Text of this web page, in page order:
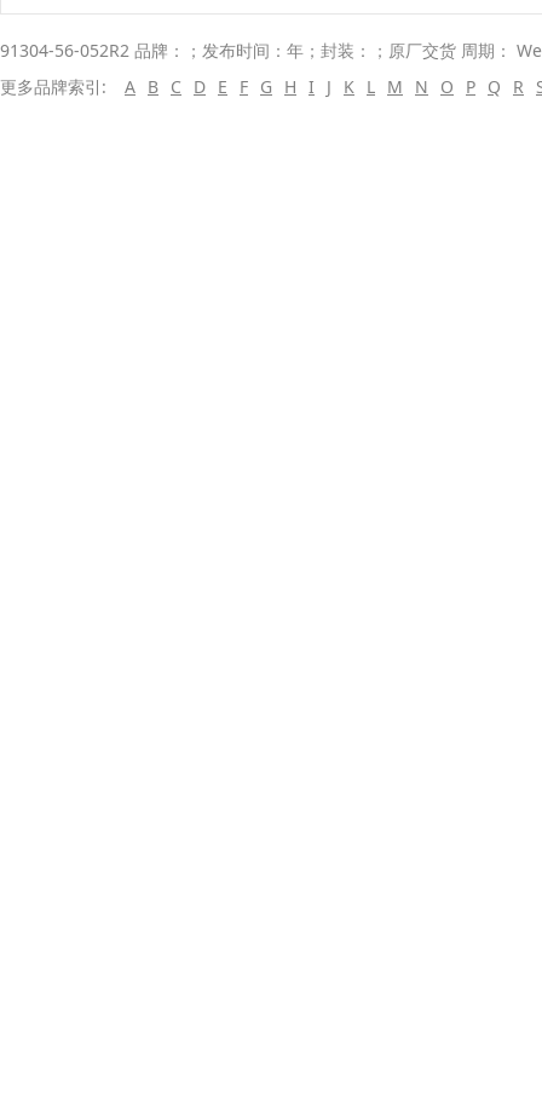
91304-56-052R2 品牌：；发布时间：年；封装：；原厂交货 周期：
更多品牌索引:
A B C D E F G H I J K L M N O P Q R